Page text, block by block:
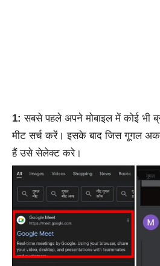
1: सबसे पहले अपने मोबाइल में कोई भी
मीट सर्च करें। इसके बाद जिस गूगल
हैं उसे सेलेक्ट करे।